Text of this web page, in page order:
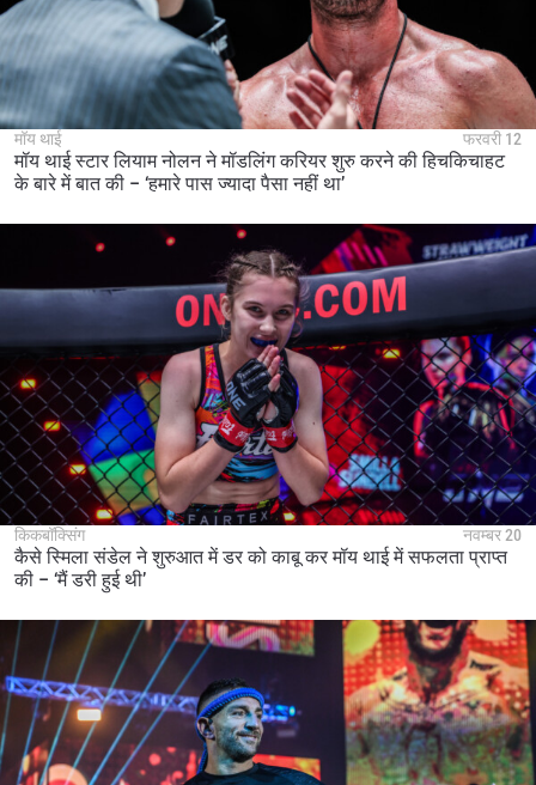
मॉय थाई फरवरी 12
मॉय थाई स्टार लियाम नोलन ने मॉडलिंग करियर शुरु करने की हिचकिचाहट
के बारे में बात की – ‘हमारे पास ज्यादा पैसा नहीं था’
किकबॉक्सिंग नवम्बर 20
कैसे स्मिला संडेल ने शुरुआत में डर को काबू कर मॉय थाई में सफलता प्राप्त
की – ‘मैं डरी हुई थी’